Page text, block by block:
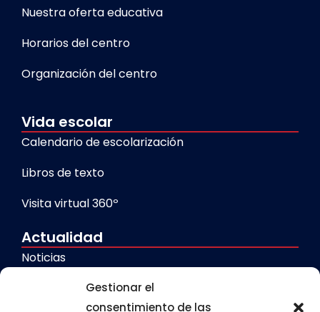
Gestionar el
consentimiento de las
Nuestra oferta educativa
Horarios del centro
Organización del centro
Vida escolar
Calendario de escolarización
Libros de texto
Visita virtual 360º
Actualidad
Noticias